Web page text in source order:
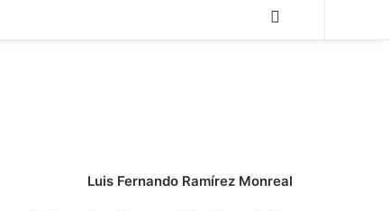
Luis Fernando Ramírez Monreal